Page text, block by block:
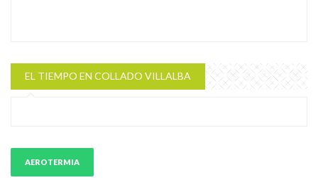
EL TIEMPO EN COLLADO VILLALBA
AEROTERMIA